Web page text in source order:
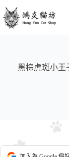
跳
至
黑棕虎斑小王